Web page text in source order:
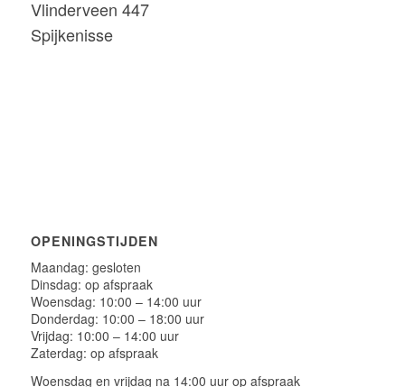
Vlinderveen 447
Spijkenisse
OPENINGSTIJDEN
Maandag: gesloten
Dinsdag: op afspraak
Woensdag: 10:00 – 14:00 uur
Donderdag: 10:00 – 18:00 uur
Vrijdag: 10:00 – 14:00 uur
Zaterdag: op afspraak
Woensdag en vrijdag na 14:00 uur op afspraak